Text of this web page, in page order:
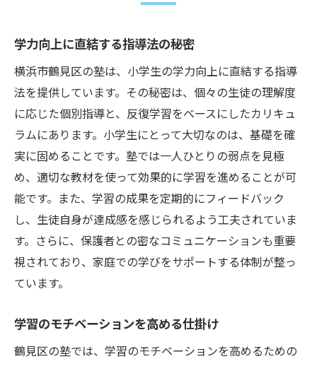
学力向上に直結する指導法の秘密
横浜市鶴見区の塾は、小学生の学力向上に直結する指導
法を提供しています。その秘密は、個々の生徒の理解度
に応じた個別指導と、反復学習をベースにしたカリキュ
ラムにあります。小学生にとって大切なのは、基礎を確
実に固めることです。塾では一人ひとりの弱点を見極
め、適切な教材を使って効果的に学習を進めることが可
能です。また、学習の成果を定期的にフィードバック
し、生徒自身が達成感を感じられるよう工夫されていま
す。さらに、保護者との密なコミュニケーションも重要
視されており、家庭での学びをサポートする体制が整っ
ています。
学習のモチベーションを高める仕掛け
鶴見区の塾では、学習のモチベーションを高めるための